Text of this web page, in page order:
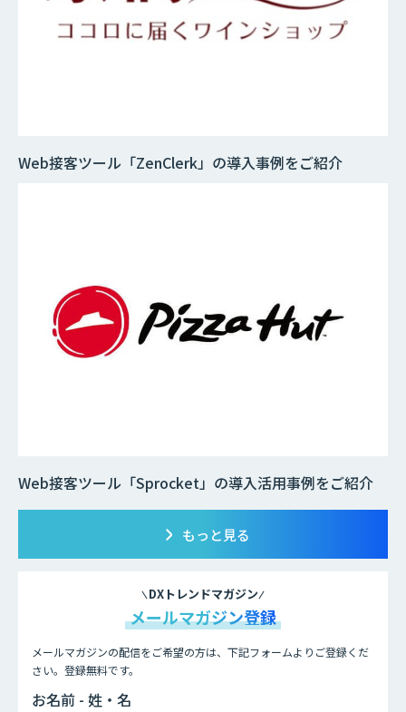
Web接客ツール「Sprocket」の導入活用事例をご紹介
Web接客ツール「ZenClerk」の導入事例をご紹介
もっと見る
DXトレンドマガジン
メールマガジン登録
メールマガジンの配信をご希望の方は、下記フォームよりご登録くだ
さい。登録無料です。
お名前 - 姓・名